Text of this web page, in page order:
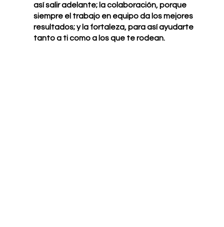
así salir adelante; la colaboración, porque
siempre el trabajo en equipo da los mejores
resultados; y la fortaleza, para así ayudarte
tanto a ti como a los que te rodean.